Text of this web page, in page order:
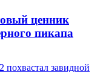
ценник
пикапа